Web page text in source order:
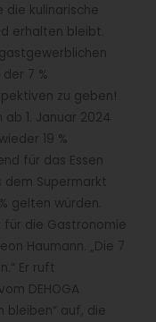
kulinarische
erhalten bleibt.
7 %
zu geben!
1. Januar 2024
19 %
für das Essen
dem Supermarkt
gelten würden.
für die Gastronomie
Haumann. „Die 7
Er ruft
DEHOGA
bleiben“ auf, die